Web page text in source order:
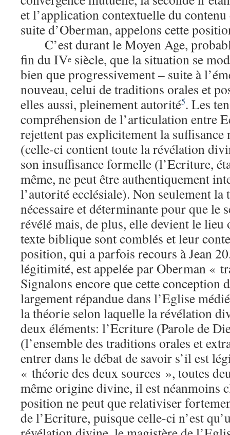
et l’application contextuelle du
suite d’Oberman, appelons cette
C’est durant le Moyen Age,
fin du IVe siècle, que la situation se
bien que progressivement – suite à
nouveau, celui de traditions orales et
elles aussi, pleinement autorité5. Les
compréhension de l’articulation entre
rejettent pas explicitement la
(celle-ci contient toute la révélation
son insuffisance formelle (l’Ecriture,
même, ne peut être authentiquement
l’autorité ecclésiale). Non seulement
nécessaire et déterminante pour que le
révélé mais, de plus, elle devient le
texte biblique sont comblés et leur
position, qui a parfois recours à Jean
légitimité, est appelée par Oberman «
Signalons encore que cette conception
largement répandue dans l’Eglise
la théorie selon laquelle la révélation
deux éléments: l’Ecriture (Parole de
(l’ensemble des traditions orales et
entrer dans le débat de savoir s’il est
« théorie des deux sources », toutes
même origine divine, il est néanmoins
position ne peut que relativiser
de l’Ecriture, puisque celle-ci n’est